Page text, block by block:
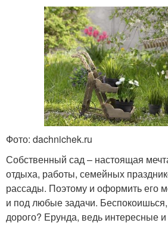
Фото: dachnichek.ru
Собственный сад – настоящая
отдыха, работы, семейных
рассады. Поэтому и оформить его
и под любые задачи.
дорого? Ерунда, ведь интересные